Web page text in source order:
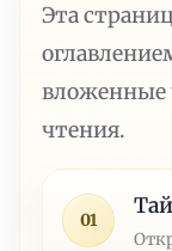
Эта
вложенные
чтения.
01